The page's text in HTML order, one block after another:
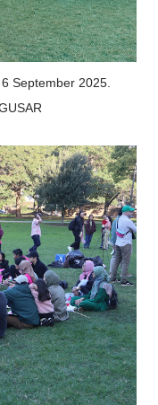
September 2025.